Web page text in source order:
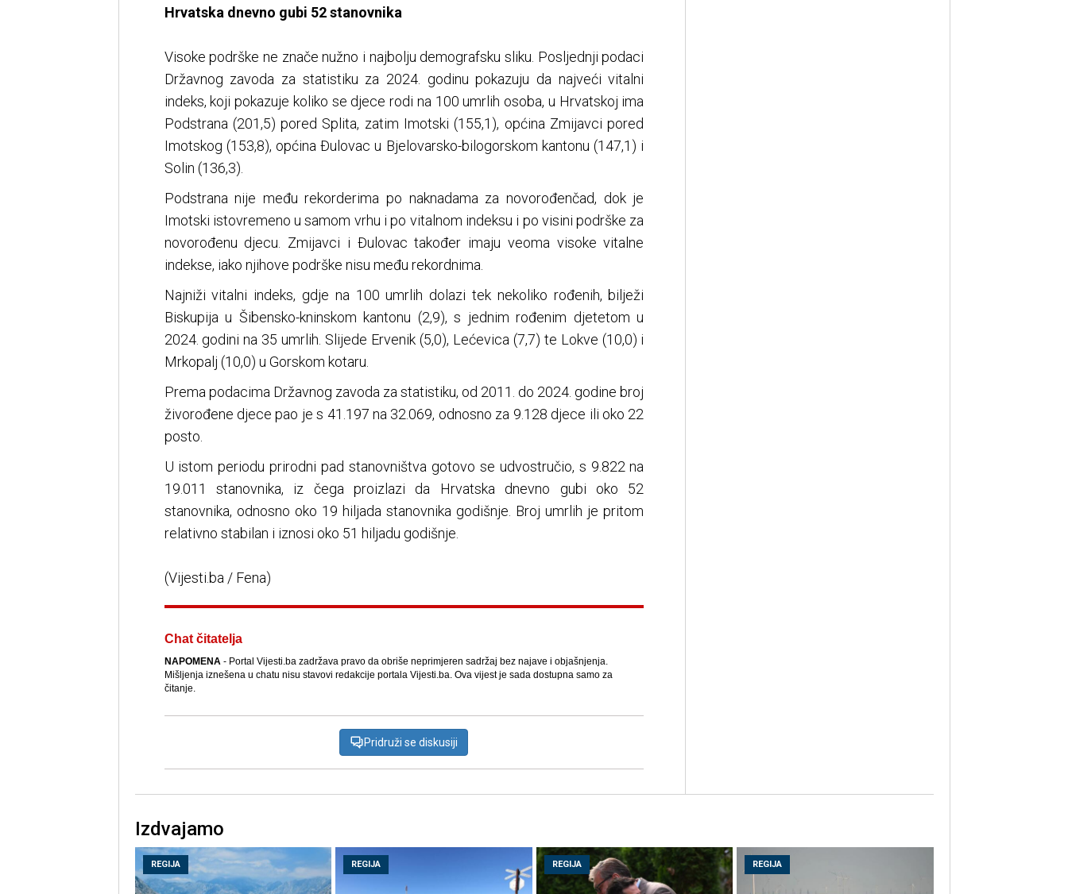
Hrvatska dnevno gubi 52 stanovnika
Visoke podrške ne znače nužno i najbolju demografsku sliku. Posljednji podaci
Državnog zavoda za statistiku za 2024. godinu pokazuju da najveći vitalni
indeks, koji pokazuje koliko se djece rodi na 100 umrlih osoba, u Hrvatskoj ima
Podstrana (201,5) pored Splita, zatim Imotski (155,1), općina Zmijavci pored
Imotskog (153,8), općina Đulovac u Bjelovarsko-bilogorskom kantonu (147,1) i
Solin (136,3).
Podstrana nije među rekorderima po naknadama za novorođenčad, dok je
Imotski istovremeno u samom vrhu i po vitalnom indeksu i po visini podrške za
novorođenu djecu. Zmijavci i Đulovac također imaju veoma visoke vitalne
indekse, iako njihove podrške nisu među rekordnima.
Najniži vitalni indeks, gdje na 100 umrlih dolazi tek nekoliko rođenih, bilježi
Biskupija u Šibensko-kninskom kantonu (2,9), s jednim rođenim djetetom u
2024. godini na 35 umrlih. Slijede Ervenik (5,0), Lećevica (7,7) te Lokve (10,0) i
Mrkopalj (10,0) u Gorskom kotaru.
Prema podacima Državnog zavoda za statistiku, od 2011. do 2024. godine broj
živorođene djece pao je s 41.197 na 32.069, odnosno za 9.128 djece ili oko 22
posto.
U istom periodu prirodni pad stanovništva gotovo se udvostručio, s 9.822 na
19.011 stanovnika, iz čega proizlazi da Hrvatska dnevno gubi oko 52
stanovnika, odnosno oko 19 hiljada stanovnika godišnje. Broj umrlih je pritom
relativno stabilan i iznosi oko 51 hiljadu godišnje.
(Vijesti.ba / Fena)
Chat čitatelja
NAPOMENA- Portal Vijesti.ba zadržava pravo da obriše neprimjeren sadržaj bez najave i objašnjenja.
Mišljenja iznešena u chatu nisu stavovi redakcije portala Vijesti.ba. Ova vijest je sada dostupna samo za
čitanje.
Pridruži se diskusiji
Izdvajamo
REGIJA REGIJA REGIJA REGIJA